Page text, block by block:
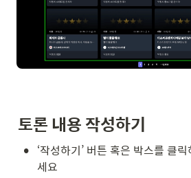
토론 내용 작성하기
• ‘작성하기’ 버튼 혹은 박스를 클
세요